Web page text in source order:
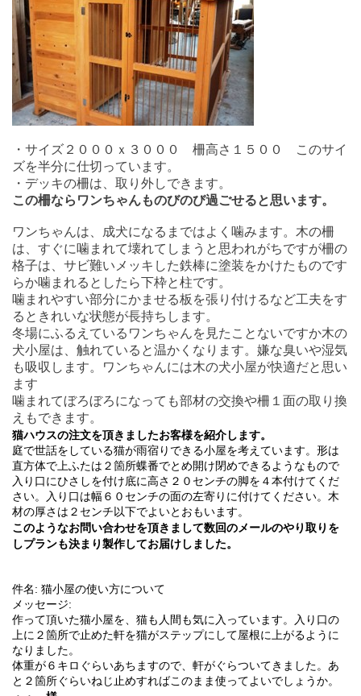
・サイズ２０００ｘ３０００ 柵高さ１５００ このサイ
ズを半分に仕切っています。
・デッキの柵は、取り外しできます。
この柵ならワンちゃんものびのび過ごせると思います。
ワンちゃんは、成犬になるまではよく噛みます。木の柵
は、すぐに噛まれて壊れてしまうと思われがちですが柵の
格子は、サビ難いメッキした鉄棒に塗装をかけたものです
らか噛まれるとしたら下枠と柱です。
噛まれやすい部分にかませる板を張り付けるなど工夫をす
るときれいな状態が長持ちします。
冬場にふるえているワンちゃんを見たことないですか木の
犬小屋は、触れていると温かくなります。嫌な臭いや湿気
も吸収します。ワンちゃんには木の犬小屋が快適だと思い
ます
噛まれてぼろぼろになっても部材の交換や柵１面の取り換
えもできます。
猫ハウスの注文を頂きましたお客様を紹介します。
庭で世話をしている猫が雨宿りできる小屋を考えています。形は
直方体で上ふたは２箇所蝶番でとめ開け閉めできるようなもので
入り口にひさしを付け底に高さ２０センチの脚を４本付けてくだ
さい。入り口は幅６０センチの面の左寄りに付けてください。木
材の厚さは２センチ以下でよいとおもいます。
このようなお問い合わせを頂きまして数回のメールのやり取りを
しプランも決まり製作してお届けしました。
件名 : 猫小屋の使い方について
メッセージ:
作って頂いた猫小屋を、猫も人間も気に入っています。入り口の
上に２箇所で止めた軒を猫がステップにして屋根に上がるように
なりました。
体重が６キロぐらいあちますので、軒がぐらついてきました。あ
と２箇所ぐらいねじ止めすればこのまま使ってよいでしょうか。